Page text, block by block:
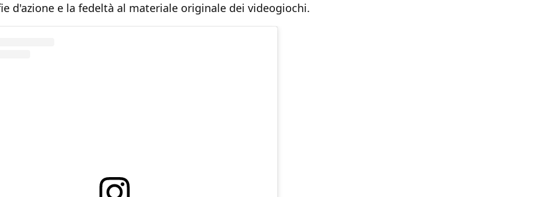
d'azione e la fedeltà al materiale originale dei videogiochi.